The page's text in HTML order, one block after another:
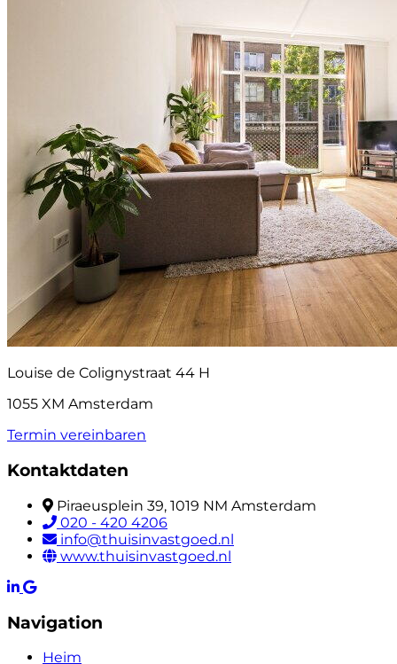
Louise de Colignystraat 44 H
1055 XM Amsterdam
Termin vereinbaren
Kontaktdaten
Piraeusplein 39, 1019 NM Amsterdam
020 - 420 4206
info@thuisinvastgoed.nl
www.thuisinvastgoed.nl
Navigation
Heim